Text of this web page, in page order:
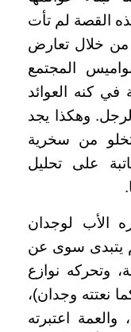
القصة لم تأت
خلال تعارض
المجتمع
في كنه العوائد
وهكذا يجد
تخلو من سخرية
على تحليل
الأب لوجدان
لم يتبدى سوى عن
وتحركه نوازع
نعتته وجدان)،
اعتبرته